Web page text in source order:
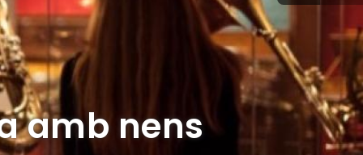
amb nens